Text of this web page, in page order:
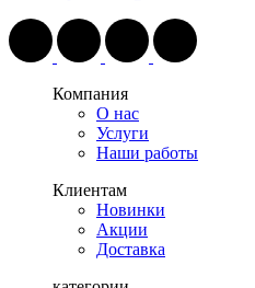
Компания
О нас
Услуги
Наши работы
Клиентам
Новинки
Акции
Доставка